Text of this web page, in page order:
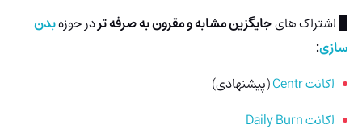
█ اشتراک هایجایگزین مشابه و مقرون به صرفه تردر حوزهبدن
سازی:
اکانت Centr
(پیشنهادی)
اکانت Daily Burn